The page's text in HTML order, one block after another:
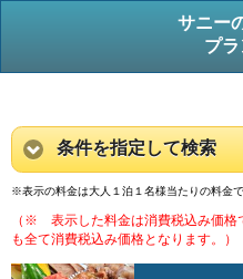
サニー
プ
条件を指定して検索
※表示の料金は大人１泊１名様当たりの料金
（※ 表示した料金は消費税込み価格
も全て消費税込み価格となります。）